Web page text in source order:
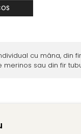
cu mâna, din
merinos sau din fir